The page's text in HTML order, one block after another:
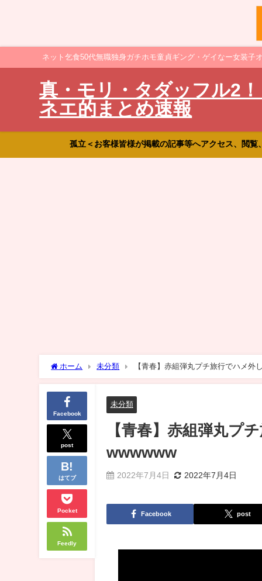
ネット乞食50代無職独身ガチホモ童貞ギング・ゲイなー女装
真・モリ・タダッフル2
ネエ的まとめ速報
孤立＜お客様皆様が掲載の記事等へアクセス、閲
ホーム 未分類 【青春】赤組弾丸プチ旅行でハメ外
Facebook
post
はてブ
Pocket
Feedly
未分類
【青春】赤組弾丸プ
wwwwww
2022年7月4日 2022年7月4日
Facebook post